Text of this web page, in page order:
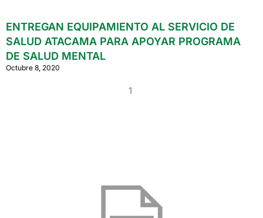
ENTREGAN EQUIPAMIENTO AL SERVICIO DE
SALUD ATACAMA PARA APOYAR PROGRAMA
DE SALUD MENTAL
Octubre 8, 2020
1